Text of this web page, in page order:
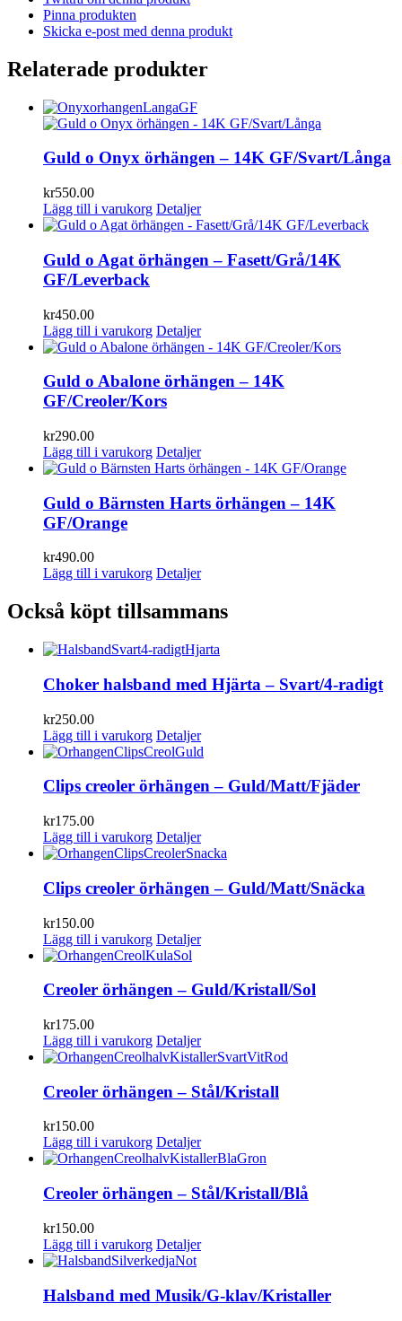
Pinna produkten
Skicka e-post med denna produkt
Relaterade produkter
Guld o Onyx örhängen – 14K GF/Svart/Långa
kr550.00
Lägg till i varukorg Detaljer
Guld o Agat örhängen – Fasett/Grå/14K
GF/Leverback
kr450.00
Lägg till i varukorg Detaljer
Guld o Abalone örhängen – 14K
GF/Creoler/Kors
kr290.00
Lägg till i varukorg Detaljer
Guld o Bärnsten Harts örhängen – 14K
GF/Orange
kr490.00
Lägg till i varukorg Detaljer
Också köpt tillsammans
Choker halsband med Hjärta – Svart/4-radigt
kr250.00
Lägg till i varukorg Detaljer
Clips creoler örhängen – Guld/Matt/Fjäder
kr175.00
Lägg till i varukorg Detaljer
Clips creoler örhängen – Guld/Matt/Snäcka
kr150.00
Lägg till i varukorg Detaljer
Creoler örhängen – Guld/Kristall/Sol
kr175.00
Lägg till i varukorg Detaljer
Creoler örhängen – Stål/Kristall
kr150.00
Lägg till i varukorg Detaljer
Creoler örhängen – Stål/Kristall/Blå
kr150.00
Lägg till i varukorg Detaljer
Halsband med Musik/G-klav/Kristaller